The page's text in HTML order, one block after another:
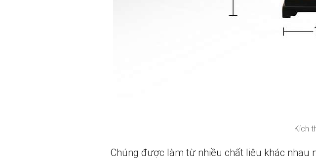
Kích
Chúng được làm từ nhiều chất liệu khác nhau